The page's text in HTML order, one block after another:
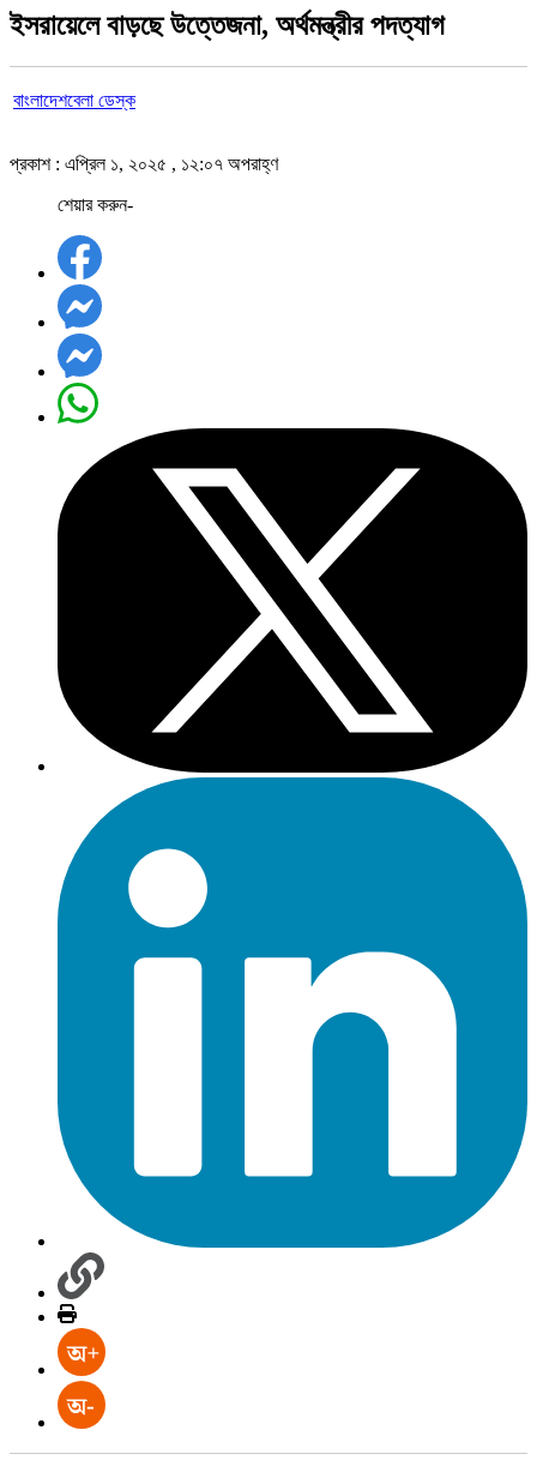
ইসরায়েলে বাড়ছে উত্তেজনা, অর্থমন্ত্রীর পদত্যাগ
বাংলাদেশবেলা ডেস্ক
প্রকাশ : এপ্রিল ১, ২০২৫ , ১২:০৭ অপরাহ্ণ
শেয়ার করুন-